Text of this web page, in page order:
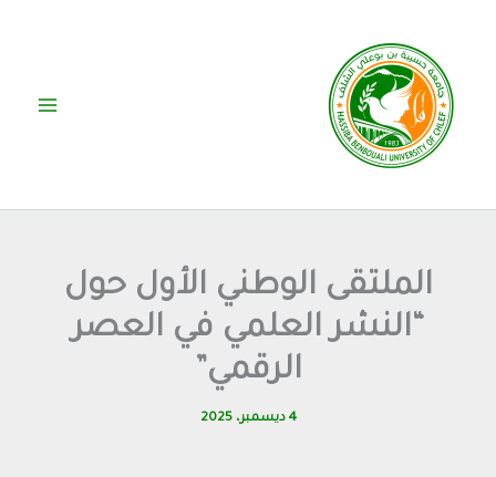
المحتوى
الملتقى الوطني الأول حول
“النشر العلمي في العصر
الرقمي”
4 ديسمبر، 2025